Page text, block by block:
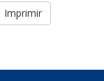
Imprimir